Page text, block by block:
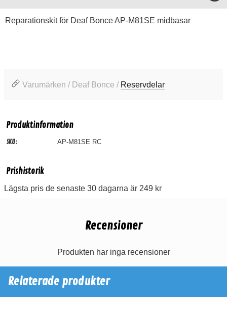
Reparationskit för Deaf Bonce AP-M81SE midbasar
Varumärken / Deaf Bonce / Reservdelar
Produktinformation
SKU: AP-M81SE RC
Prishistorik
Lägsta pris de senaste 30 dagarna är 249 kr
Recensioner
Produkten har inga recensioner
Relaterade produkter